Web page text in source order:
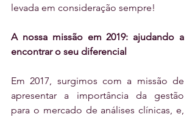
levada em consideração sempre!
A nossa missão em 2019: ajudando a
encontrar o seu diferencial
Em 2017, surgimos com a missão de
apresentar a importância da gestão
para o mercado de análises clínicas, e,